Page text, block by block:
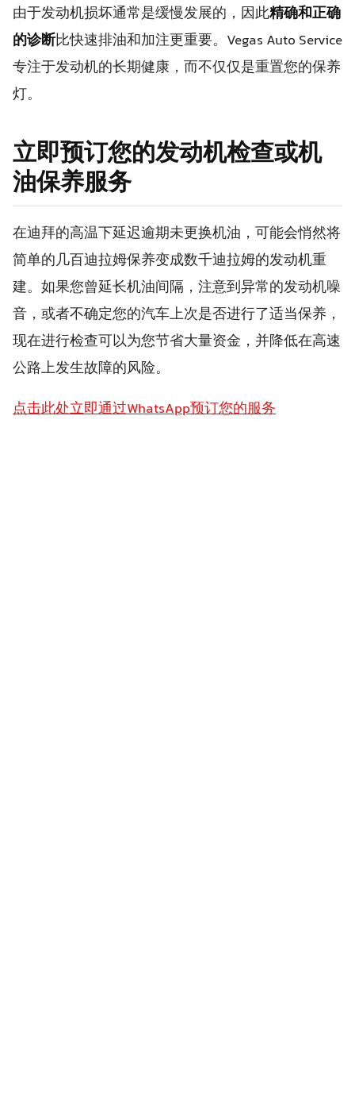
由于发动机损坏通常是缓慢发展的，因此精确和正确
的诊断比快速排油和加注更重要。Vegas Auto Service
专注于发动机的长期健康，而不仅仅是重置您的保养
灯。
立即预订您的发动机检查或机
油保养服务
在迪拜的高温下延迟逾期未更换机油，可能会悄然将
简单的几百迪拉姆保养变成数千迪拉姆的发动机重
建。如果您曾延长机油间隔，注意到异常的发动机噪
音，或者不确定您的汽车上次是否进行了适当保养，
现在进行检查可以为您节省大量资金，并降低在高速
公路上发生故障的风险。
点击此处立即通过WhatsApp预订您的服务